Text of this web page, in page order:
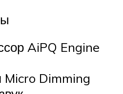
AiPQ Engine
Micro Dimming